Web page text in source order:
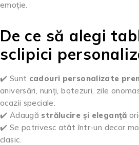
emoție.
De ce să alegi
sclipici
✔️ Sunt cadouri personalizate
aniversări, nunți, botezuri, zile
ocazii speciale.
✔️ Adaugă strălucire și eleganță
✔️ Se potrivesc atât într-un decor
clasic.